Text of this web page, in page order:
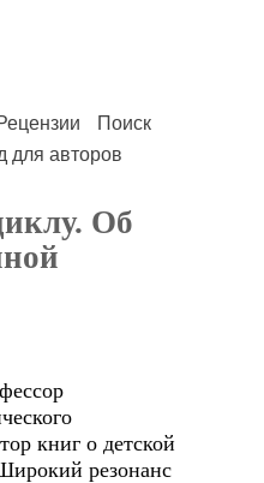
Поиск
для авторов
Об
книг о детской
резонанс